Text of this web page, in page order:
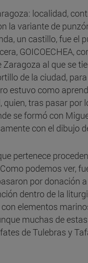
localidad,
la variante de
un castillo, fue el
GOICOECHEA,
al que se
de la ciudad,
estuvo como
tras pasar por
se formó con
con el dibujo
pertenece
podemos ver,
por donación
dentro de la
elementos
muchas de
de Tulebras y